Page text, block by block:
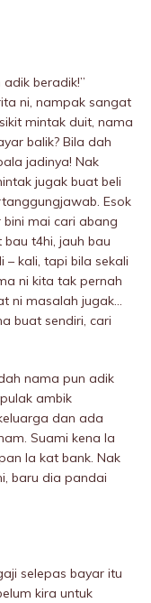
beradik!”
ni, nampak sangat
mintak duit, nama
balik? Bila dah
jadinya! Nak
jugak buat beli
Esok
bini mai cari abang
t4hi, jauh bau
– kali, tapi bila sekali
ni kita tak pernah
ni masalah jugak…
buat sendiri, cari
nama pun adik
ambik
dan ada
Suami kena la
la kat bank. Nak
baru dia pandai
selepas bayar itu
kira untuk